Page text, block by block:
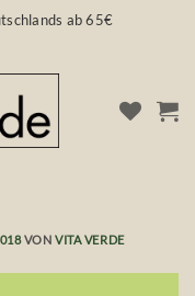
ab 65€
VONVITA VERDE